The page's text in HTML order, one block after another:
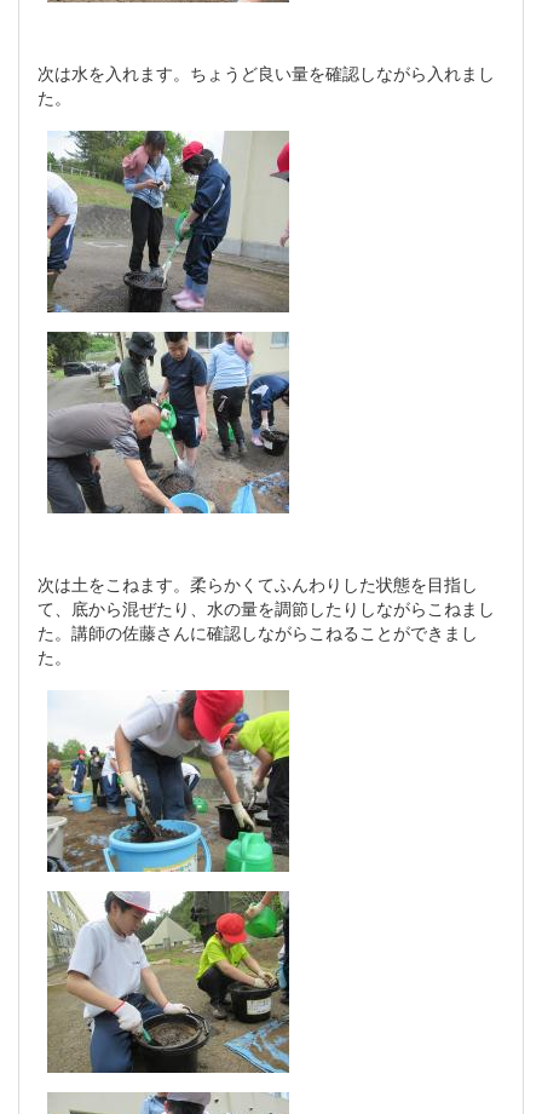
次は水を入れます。ちょうど良い量を確認しながら入れまし
た。
次は土をこねます。柔らかくてふんわりした状態を目指し
て、底から混ぜたり、水の量を調節したりしながらこねまし
た。講師の佐藤さんに確認しながらこねることができまし
た。